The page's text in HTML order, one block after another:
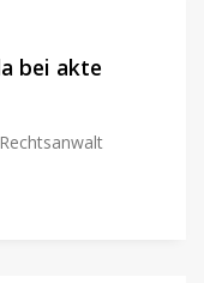
bei akte